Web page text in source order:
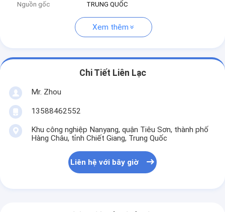
Nguồn gốc
TRUNG QUỐC
Xem thêm
Chi Tiết Liên Lạc
Mr. Zhou
13588462552
Khu công nghiệp Nanyang, quận Tiêu Sơn, thành phố
Hàng Châu, tỉnh Chiết Giang, Trung Quốc
Liên hệ với bây giờ